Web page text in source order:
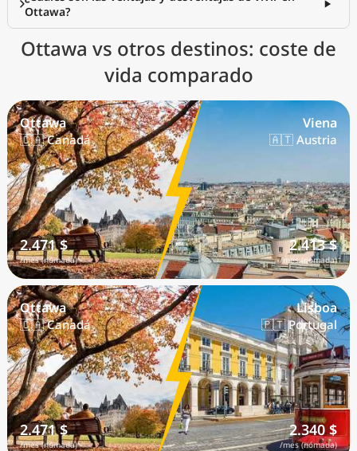
Ottawa?
Ottawa vs otros destinos: coste de
vida comparado
Ottawa
🇨🇦 Canadá
2.471 $
/mes (nómada)
Viena
🇦🇹 Austria
2.413 $
/mes (nómada)
Ottawa
🇨🇦 Canadá
2.471 $
/mes (nómada)
Lisboa
🇵🇹 Portugal
2.340 $
/mes (nómada)